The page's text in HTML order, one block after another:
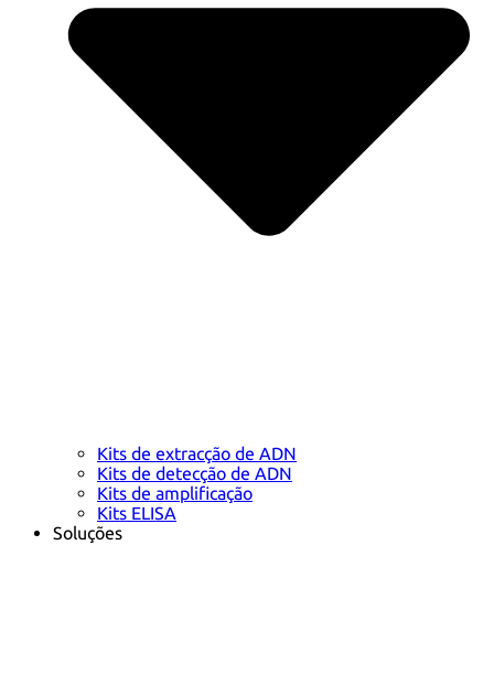
Kits de extracção de ADN
Kits de detecção de ADN
Kits de amplificação
Kits ELISA
Soluções